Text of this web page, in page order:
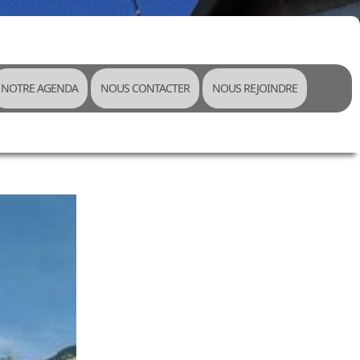
NOTRE AGENDA NOUS CONTACTER NOUS REJOINDRE